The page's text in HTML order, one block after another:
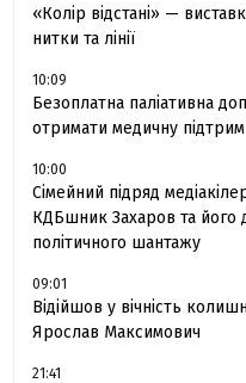
«Колір відстані» —
нитки та лінії
10:09
Безоплатна паліативна
отримати медичну
10:00
Сімейний підряд
КДБшник Захаров та
політичного шантажу
09:01
Відійшов у вічність
Ярослав Максимович
21:41